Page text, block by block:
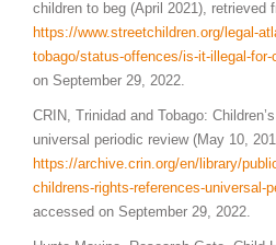
children to beg (April 2021), retrieved
https://www.streetchildren.org/legal-
tobago/status-offences/is-it-illegal-for-
on September 29, 2022.
CRIN, Trinidad and Tobago:
universal periodic review (May 10,
https://archive.crin.org/en/library/
childrens-rights-references-universal-
accessed on September 29, 2022.